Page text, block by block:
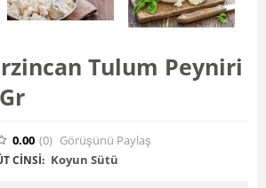
Tulum Peyniri
0.00 (0) Görüşünü Paylaş
CINSI: Koyun Sütü